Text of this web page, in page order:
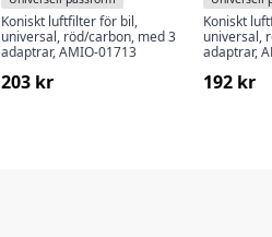
Koniskt luftfilter för bil,
universal, röd/carbon, med 3
adaptrar, AMIO-01713
203 kr
Koniskt
universal,
adaptrar,
192 kr